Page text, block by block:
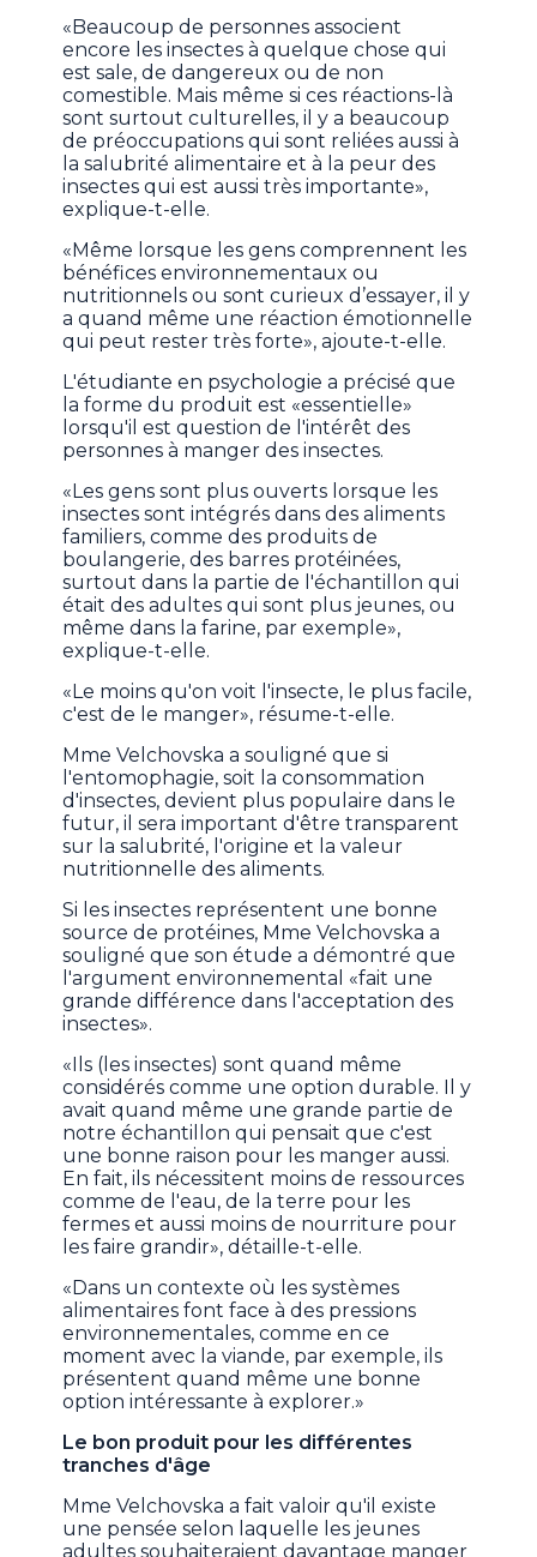
«Beaucoup de personnes associent
encore les insectes à quelque chose qui
est sale, de dangereux ou de non
comestible. Mais même si ces réactions-là
sont surtout culturelles, il y a beaucoup
de préoccupations qui sont reliées aussi à
la salubrité alimentaire et à la peur des
insectes qui est aussi très importante»,
explique-t-elle.
«Même lorsque les gens comprennent les
bénéfices environnementaux ou
nutritionnels ou sont curieux d’essayer, il y
a quand même une réaction émotionnelle
qui peut rester très forte», ajoute-t-elle.
L'étudiante en psychologie a précisé que
la forme du produit est «essentielle»
lorsqu'il est question de l'intérêt des
personnes à manger des insectes.
«Les gens sont plus ouverts lorsque les
insectes sont intégrés dans des aliments
familiers, comme des produits de
boulangerie, des barres protéinées,
surtout dans la partie de l'échantillon qui
était des adultes qui sont plus jeunes, ou
même dans la farine, par exemple»,
explique-t-elle.
«Le moins qu'on voit l'insecte, le plus facile,
c'est de le manger», résume-t-elle.
Mme Velchovska a souligné que si
l'entomophagie, soit la consommation
d'insectes, devient plus populaire dans le
futur, il sera important d'être transparent
sur la salubrité, l'origine et la valeur
nutritionnelle des aliments.
Si les insectes représentent une bonne
source de protéines, Mme Velchovska a
souligné que son étude a démontré que
l'argument environnemental «fait une
grande différence dans l'acceptation des
insectes».
«Ils (les insectes) sont quand même
considérés comme une option durable. Il y
avait quand même une grande partie de
notre échantillon qui pensait que c'est
une bonne raison pour les manger aussi.
En fait, ils nécessitent moins de ressources
comme de l'eau, de la terre pour les
fermes et aussi moins de nourriture pour
les faire grandir», détaille-t-elle.
«Dans un contexte où les systèmes
alimentaires font face à des pressions
environnementales, comme en ce
moment avec la viande, par exemple, ils
présentent quand même une bonne
option intéressante à explorer.»
Le bon produit pour les différentes
tranches d'âge
Mme Velchovska a fait valoir qu'il existe
une pensée selon laquelle les jeunes
adultes souhaiteraient davantage manger